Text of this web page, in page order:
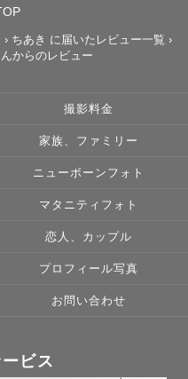
くお話をしながら進めて
笑顔になっていきますよ
で、任せて頂いて大丈夫
› ちあき に届いたレビュー一覧 ›
からのレビュー
撮影料金
家族、ファミリー
ニューボーンフォト
マタニティフォト
恋人、カップル
プロフィール写真
お問い合わせ
ビス